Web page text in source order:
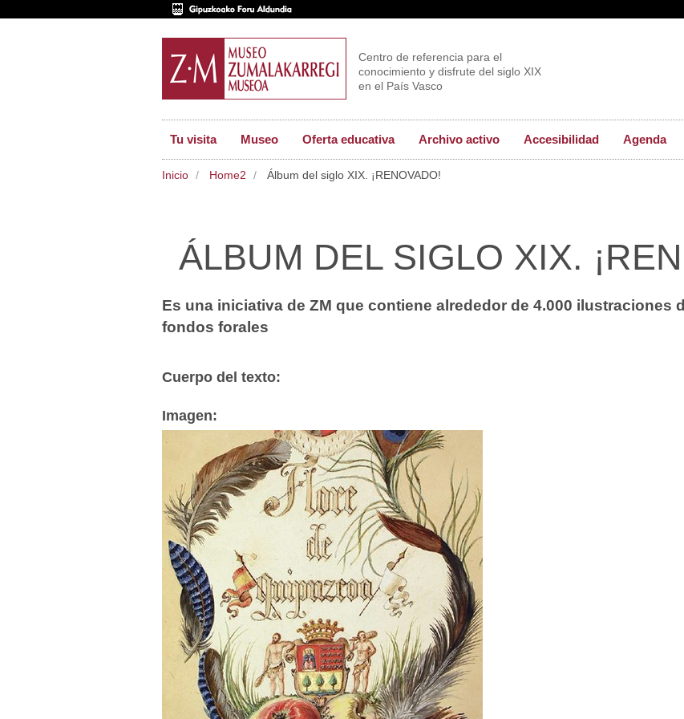
Centro de referencia para el
conocimiento y disfrute del siglo XIX
en el País Vasco
Tu visita Museo Oferta educativa Archivo activo Accesibilidad Agenda
Inicio Home2 Álbum del siglo XIX. ¡RENOVADO!
ÁLBUM DEL SIGLO XIX.
Es una iniciativa de ZM que contiene alrededor de 4.000 ilustraciones
fondos forales
Cuerpo del texto:
Imagen: